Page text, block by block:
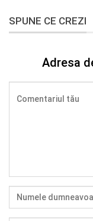
SPUNE CE CREZI
Adresa